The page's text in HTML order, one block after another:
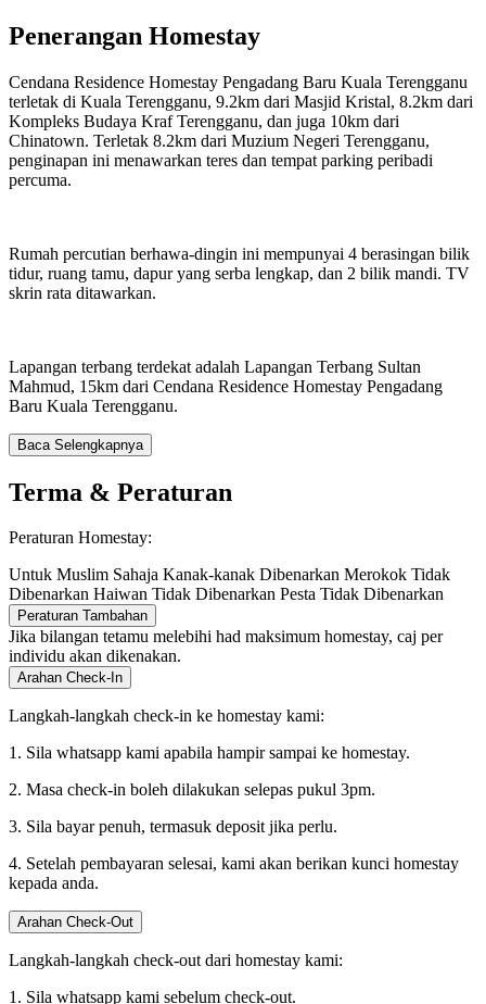
Penerangan Homestay
Cendana Residence Homestay Pengadang Baru Kuala Terengganu
terletak di Kuala Terengganu, 9.2km dari Masjid Kristal, 8.2km dari
Kompleks Budaya Kraf Terengganu, dan juga 10km dari
Chinatown. Terletak 8.2km dari Muzium Negeri Terengganu,
penginapan ini menawarkan teres dan tempat parking peribadi
percuma.
Rumah percutian berhawa-dingin ini mempunyai 4 berasingan bilik
tidur, ruang tamu, dapur yang serba lengkap, dan 2 bilik mandi. TV
skrin rata ditawarkan.
Lapangan terbang terdekat adalah Lapangan Terbang Sultan
Mahmud, 15km dari Cendana Residence Homestay Pengadang
Baru Kuala Terengganu.
Baca Selengkapnya
Terma & Peraturan
Peraturan Homestay:
Untuk Muslim Sahaja Kanak-kanak Dibenarkan Merokok Tidak
Dibenarkan Haiwan Tidak Dibenarkan Pesta Tidak Dibenarkan
Peraturan Tambahan
Jika bilangan tetamu melebihi had maksimum homestay, caj per
individu akan dikenakan.
Arahan Check-In
Langkah-langkah check-in ke homestay kami:
1. Sila whatsapp kami apabila hampir sampai ke homestay.
2. Masa check-in boleh dilakukan selepas pukul 3pm.
3. Sila bayar penuh, termasuk deposit jika perlu.
4. Setelah pembayaran selesai, kami akan berikan kunci homestay
kepada anda.
Arahan Check-Out
Langkah-langkah check-out dari homestay kami:
1. Sila whatsapp kami sebelum check-out.